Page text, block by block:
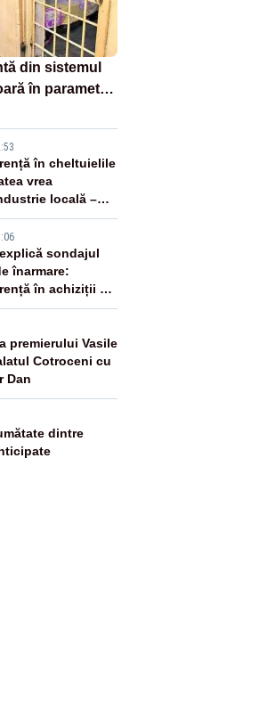
din sistemul
în parametri
în cheltuielile
vrea
locală –
sondajul
înarmare:
în achiziții și
externi
premierului Vasile
Cotroceni cu
Dan
dintre